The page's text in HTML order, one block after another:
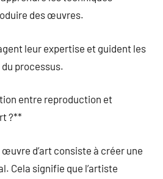
des œuvres.
leur expertise et guident les
processus.
entre reproduction et
?**
d’art consiste à créer une
Cela signifie que l’artiste